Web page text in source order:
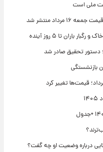
ملی است
منتشر شد
باران تا ۵ روز آینده
دستور تحقیق صادر شد
درباره وضعیت او چه گفت؟